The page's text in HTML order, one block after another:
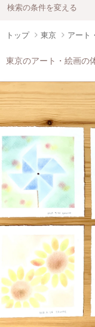
検索の条件を変える
トップ 東京 アート
東京のアート・絵画の